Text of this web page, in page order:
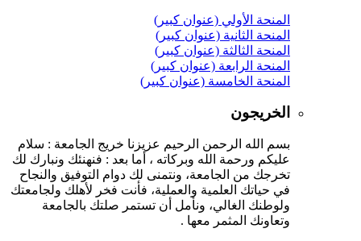
المنحة الأولي (عنوان كبير)
المنحة الثانية (عنوان كبير)
المنحة الثالثة (عنوان كبير)
المنحة الرابعة (عنوان كبير)
المنحة الخامسة (عنوان كبير)
الخريجون
بسم الله الرحمن الرحيم عزيزنا خريج الجامعة : سلام
عليكم ورحمة الله وبركاته ، أما بعد : فنهنئك ونبارك لك
تخرجك من الجامعة، ونتمنى لك دوام التوفيق والنجاح
في حياتك العلمية والعملية، فأنت فخر لأهلك ولجامعتك
ولوطنك الغالي، ونأمل أن تستمر صلتك بالجامعة
وتعاونك المثمر معها .